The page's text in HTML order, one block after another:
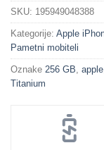
SKU: 195949048388
Kategorije: Apple
Pametni mobiteli
Oznake 256 GB apple
Titanium